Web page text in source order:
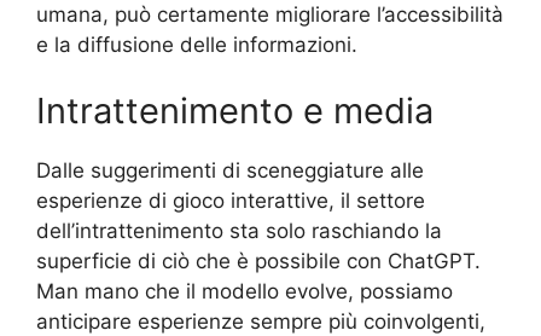
umana, può certamente migliorare l’accessibilità
e la diffusione delle informazioni.
Intrattenimento e media
Dalle suggerimenti di sceneggiature alle
esperienze di gioco interattive, il settore
dell’intrattenimento sta solo raschiando la
superficie di ciò che è possibile con ChatGPT.
Man mano che il modello evolve, possiamo
anticipare esperienze sempre più coinvolgenti,